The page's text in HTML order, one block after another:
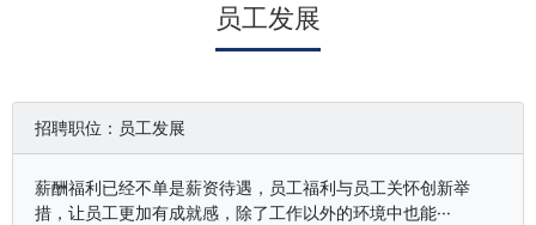
员工发展
招聘职位：员工发展
薪酬福利已经不单是薪资待遇，员工福利与员工关怀创新举
措，让员工更加有成就感，除了工作以外的环境中也能···